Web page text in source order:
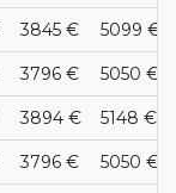
3845 € 5099 €
3796 € 5050 €
3894 € 5148 €
3796 € 5050 €